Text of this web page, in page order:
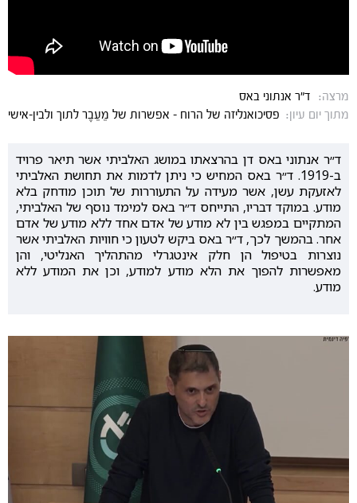
מרצה:
ד"ר אנתוני באס
מתוך יום עיון: פסיכואנליזה של הרוח - אפשרות של מֵעֵבֶר לתוך ולבין-אישי
ד״ר אנתוני באס דן בהרצאתו במושג האלביתי אשר תיאר פרויד
ב-1919. ד״ר באס המחיש כי ניתן לדמות את תחושת האלביתי
לאזעקת עשן, אשר מעידה על התעוררות של תוכן מודחק בלא
מודע. במוקד דבריו, התייחס ד״ר באס למימד נוסף של האלביתי,
המתקיים במפגש בין לא מודע של אדם אחד ללא מודע של אדם
אחר. בהמשך לכך, ד״ר באס ביקש לטעון כי חוויות האלביתי אשר
נוצרות בטיפול הן חלק אינטגרלי מהתהליך האנליטי, והן
מאפשרות להפוך את הלא מודע למודע, וכן את המודע ללא
מודע.